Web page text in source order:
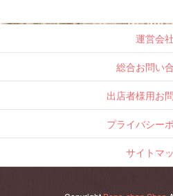
運営会社
総合お問い
出店者様用お
プライバシー
サイトマ